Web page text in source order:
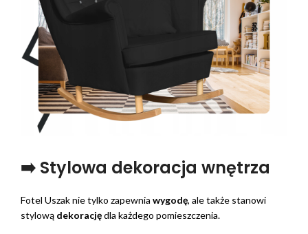
➡️ Stylowa dekoracja wnętrza
Fotel Uszak nie tylko zapewnia wygodę, ale także stanowi
stylową dekoracjędla każdego pomieszczenia.